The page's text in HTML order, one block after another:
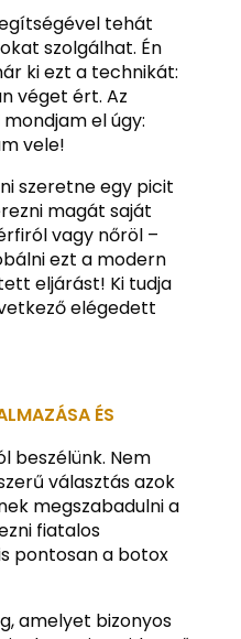
tehát
szolgálhat. Én
ki ezt a technikát:
véget ért. Az
el úgy:
vele!
szeretne egy picit
magát saját
vagy nőröl –
ezt a modern
eljárást! Ki tudja
elégedett
ÉS
beszélünk. Nem
választás azok
megszabadulni a
fiatalos
pontosan a botox
amelyet bizonyos